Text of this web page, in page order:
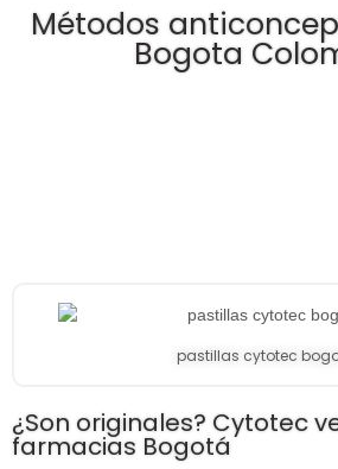
Métodos
Bogota
pastillas cytotec
¿Son originales? Cytotec
farmacias Bogotá